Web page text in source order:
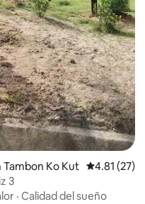
Tambon Ko Kut Calificación
4.81 (27)
3
· Calidad del sueño